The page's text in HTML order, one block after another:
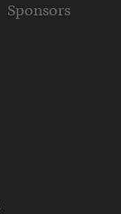
Sponsors